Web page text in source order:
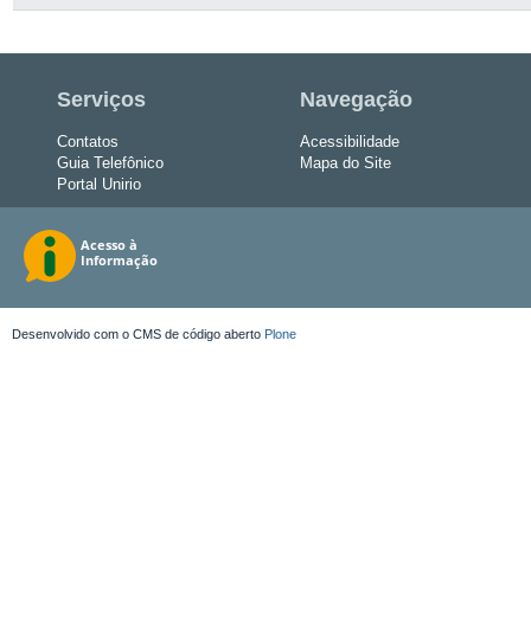
Serviços
Contatos
Guia Telefônico
Portal Unirio
Navegação
Acessibilidade
Mapa do Site
Desenvolvido com o CMS de código aberto Plone